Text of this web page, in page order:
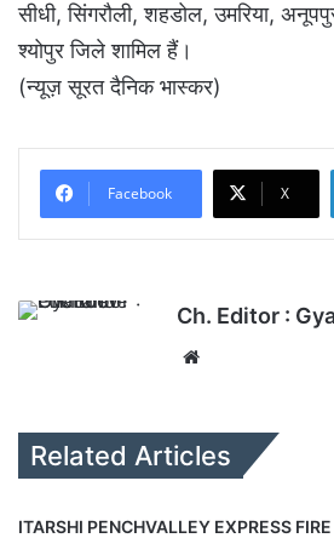
सीधी, सिंगरौली, शहडोल, उमरिया,
श्योपुर जिले शामिल हैं।
(न्यूज़ सूरत दैनिक भास्कर)
Facebook X
Ch. Editor :
Related Articles
ITARSHI PENCHVALLEY EXPRESS FIRE